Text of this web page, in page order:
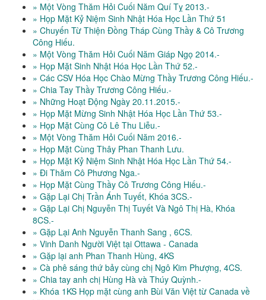
» Một Vòng Thăm Hỏi Cuối Năm Quí Tỵ 2013.-
» Họp Mặt Kỷ Niệm Sinh Nhật Hóa Học Lần Thứ 51
» Chuyến Từ Thiện Đồng Tháp Cùng Thầy & Cô Trương
Công Hiếu.
» Một Vòng Thăm Hỏi Cuối Năm Giáp Ngọ 2014.-
» Họp Mặt Sinh Nhật Hóa Học Lần Thứ 52.-
» Các CSV Hóa Học Chào Mừng Thầy Trương Công Hiếu.-
» Chia Tay Thầy Trương Công Hiếu.-
» Những Hoạt Động Ngày 20.11.2015.-
» Họp Mặt Mừng Sinh Nhật Hóa Học Lần Thứ 53.-
» Họp Mặt Cùng Cô Lê Thu Liễu.-
» Một Vòng Thăm Hỏi Cuối Năm 2016.-
» Họp Mặt Cùng Thây Phan Thanh Lưu.
» Họp Mặt Kỷ Niệm Sinh Nhật Hóa Học Lần Thứ 54.-
» Đi Thăm Cô Phương Nga.-
» Họp Mặt Cùng Thầy Cô Trương Công Hiếu.-
» Gặp Lại Chị Trần Ánh Tuyết, Khóa 3CS.-
» Gặp Lại Chị Nguyễn Thị Tuyết Và Ngô Thị Hà, Khóa
8CS.-
» Gặp Lại Anh Nguyễn Thanh Sang , 6CS.
» Vinh Danh Người Việt tại Ottawa - Canada
» Gặp lại anh Phan Thanh Hùng, 4KS
» Cà phê sáng thứ bảy cùng chị Ngô Kim Phượng, 4CS.
» Chia tay anh chị Hùng Hà và Thúy Quỳnh.-
» Khóa 1KS Họp mặt cùng anh Bùi Văn Việt từ Canada về